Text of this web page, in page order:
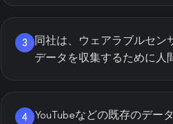
3
同社は、ウェアラブルセン
データを収集するために人
4
YouTubeなどの既存のデー